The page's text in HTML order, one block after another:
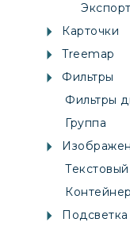
Экспорт
Карточки
Treemap
Фильтры
Фильтры
Группа
Подсветка